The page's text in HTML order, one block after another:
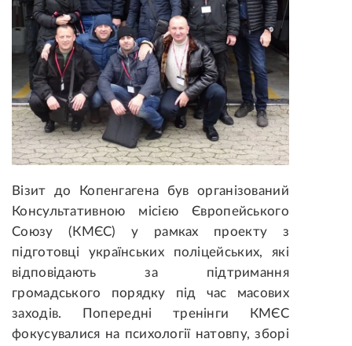
Візит до Копенгагена був організований
Консультативною місією Європейського
Союзу (КМЄС) у рамках проекту з
підготовці українських поліцейських, які
відповідають за підтримання
громадського порядку під час масових
заходів. Попередні тренінги КМЄС
фокусувалися на психології натовпу, зборі